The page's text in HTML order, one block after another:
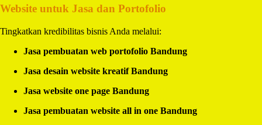
Website untuk Jasa dan Portofolio
Tingkatkan kredibilitas bisnis Anda melalui:
Jasa pembuatan web portofolio Bandung
Jasa desain website kreatif Bandung
Jasa website one page Bandung
Jasa pembuatan website all in one Bandung